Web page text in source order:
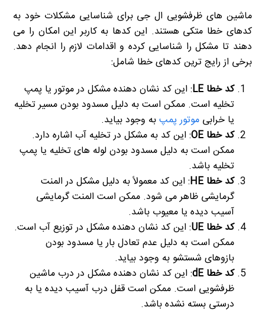
ماشین های ظرفشویی ال جی برای شناسایی مشکلات خود به
کدهای خطا متکی هستند. این کدها به کاربر این امکان را می
دهند تا مشکل را شناسایی کرده و اقدامات لازم را انجام دهد.
برخی از رایج ترین کدهای خطا شامل:
کد خطا LE
: این کد نشان دهنده مشکل در موتور یا پمپ
تخلیه است. ممکن است به دلیل مسدود بودن مسیر تخلیه
یا خرابیموتور پمپبه وجود بیاید.
کد خطا OE
: این کد به مشکل در تخلیه آب اشاره دارد.
ممکن است به دلیل مسدود بودن لوله های تخلیه یا پمپ
تخلیه باشد.
کد خطا HE
: این کد معمولاً به دلیل مشکل در المنت
گرمایشی ظاهر می شود. ممکن است المنت گرمایشی
آسیب دیده یا معیوب باشد.
کد خطا UE
: این کد نشان دهنده مشکل در توزیع آب است.
ممکن است به دلیل عدم تعادل بار یا مسدود بودن
بازوهای شستشو به وجود بیاید.
کد خطا dE
: این کد نشان دهنده مشکل در درب ماشین
ظرفشویی است. ممکن است قفل درب آسیب دیده یا به
درستی بسته نشده باشد.